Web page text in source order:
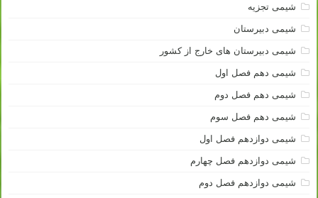
شیمی تجزیه
شیمی دبیرستان
شیمی دبیرستان های خارج از کشور
شیمی دهم فصل اول
شیمی دهم فصل دوم
شیمی دهم فصل سوم
شیمی دوازدهم فصل اول
شیمی دوازدهم فصل چهارم
شیمی دوازدهم فصل دوم